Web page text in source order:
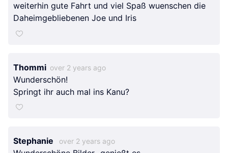
weiterhin gute Fahrt und viel Spaß wuenschen die
Daheimgebliebenen Joe und Iris
Thommi over 2 years ago
Wunderschön!
Springt ihr auch mal ins Kanu?
Stephanie over 2 years ago